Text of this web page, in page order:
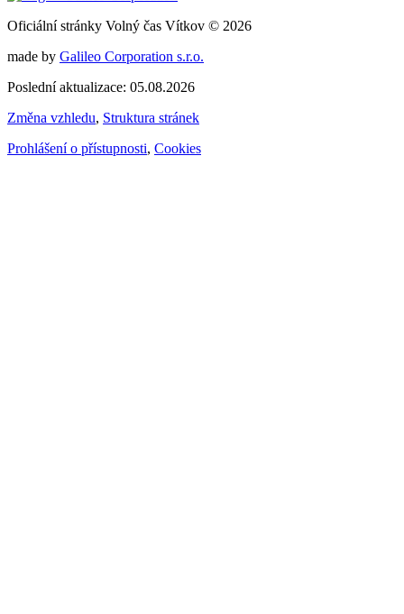
Oficiální stránky Volný čas Vítkov © 2026
made by Galileo Corporation s.r.o.
Poslední aktualizace: 05.08.2026
Změna vzhledu, Struktura stránek
Prohlášení o přístupnosti, Cookies